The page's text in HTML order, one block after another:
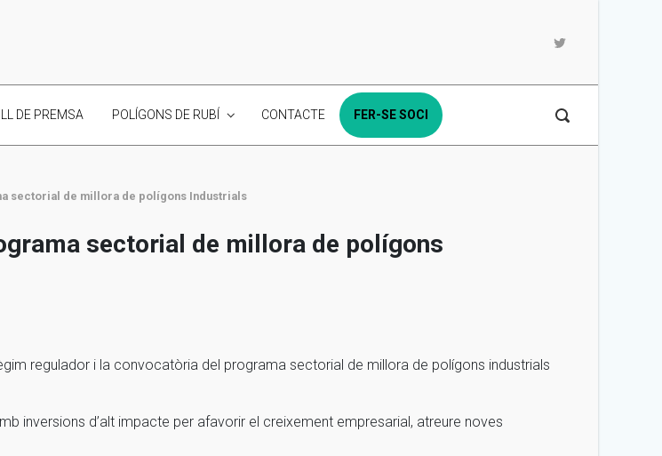
DE PREMSA POLÍGONS DE RUBÍ CONTACTE FER-SE SOCI
sectorial de millora de polígons Industrials
sectorial de millora de polígons
regulador i la convocatòria del programa sectorial de millora de polígons industrials
inversions d’alt impacte per afavorir el creixement empresarial, atreure noves